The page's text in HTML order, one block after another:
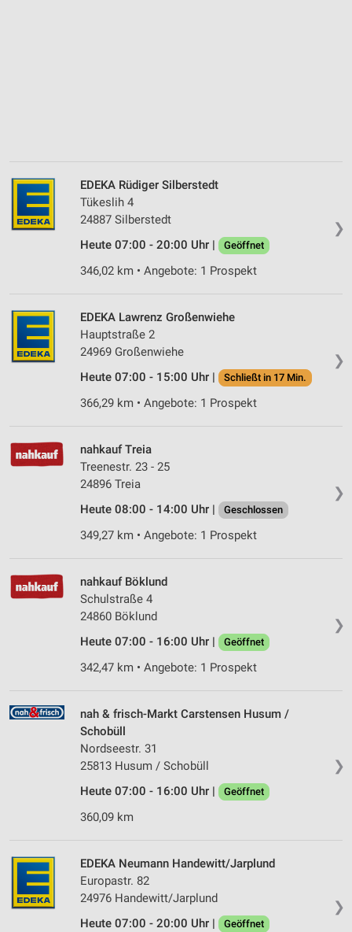
❯
EDEKA Rüdiger Silberstedt
Tükeslih 4
24887 Silberstedt
Heute 07:00 - 20:00 Uhr |
Geöffnet
346,02 km • Angebote: 1 Prospekt
❯
EDEKA Lawrenz Großenwiehe
Hauptstraße 2
24969 Großenwiehe
Heute 07:00 - 15:00 Uhr |
Schließt in 17 Min.
366,29 km • Angebote: 1 Prospekt
❯
nahkauf Treia
Treenestr. 23 - 25
24896 Treia
Heute 08:00 - 14:00 Uhr |
Geschlossen
349,27 km • Angebote: 1 Prospekt
❯
nahkauf Böklund
Schulstraße 4
24860 Böklund
Heute 07:00 - 16:00 Uhr |
Geöffnet
342,47 km • Angebote: 1 Prospekt
❯
nah & frisch-Markt Carstensen Husum /
Schobüll
Nordseestr. 31
25813 Husum / Schobüll
Heute 07:00 - 16:00 Uhr |
Geöffnet
360,09 km
❯
EDEKA Neumann Handewitt/Jarplund
Europastr. 82
24976 Handewitt/Jarplund
Heute 07:00 - 20:00 Uhr |
Geöffnet